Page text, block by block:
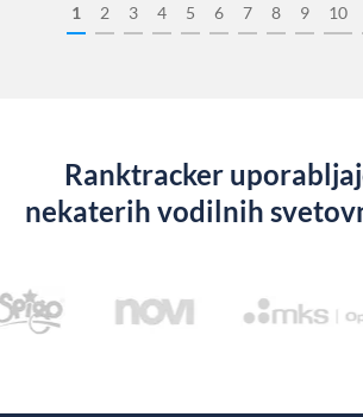
1 2 3 4 5 6 7 8 9 10
Ranktracker
nekaterih vodilnih